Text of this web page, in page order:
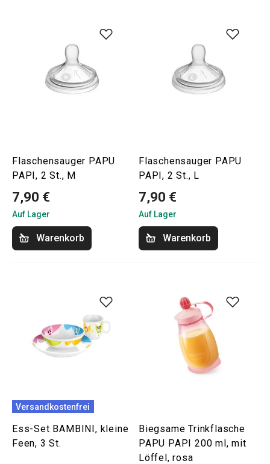
Flaschensauger PAPU
PAPI, 2 St., M
7,90 €
Auf Lager
Warenkorb
Flaschensauger PAPU
PAPI, 2 St., L
7,90 €
Auf Lager
Warenkorb
Versandkostenfrei
Ess-Set BAMBINI, kleine
Feen, 3 St.
Biegsame Trinkflasche
PAPU PAPI 200 ml, mit
Löffel, rosa